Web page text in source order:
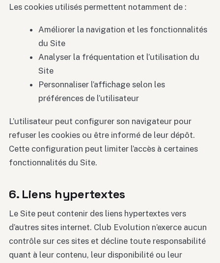
Les cookies utilisés permettent notamment de :
Améliorer la navigation et les fonctionnalités
du Site
Analyser la fréquentation et l’utilisation du
Site
Personnaliser l’affichage selon les
préférences de l’utilisateur
L’utilisateur peut configurer son navigateur pour
refuser les cookies ou être informé de leur dépôt.
Cette configuration peut limiter l’accès à certaines
fonctionnalités du Site.
6. Liens hypertextes
Le Site peut contenir des liens hypertextes vers
d’autres sites internet. Club Evolution n’exerce aucun
contrôle sur ces sites et décline toute responsabilité
quant à leur contenu, leur disponibilité ou leur